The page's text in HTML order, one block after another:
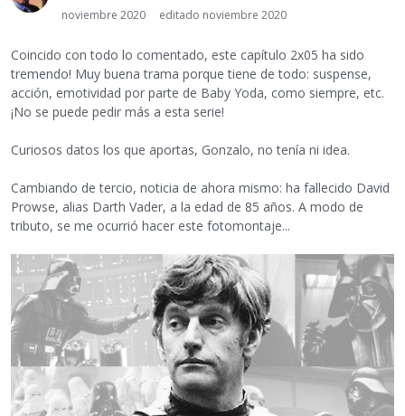
noviembre 2020
editado noviembre 2020
Coincido con todo lo comentado, este capítulo 2x05 ha sido
tremendo! Muy buena trama porque tiene de todo: suspense,
acción, emotividad por parte de Baby Yoda, como siempre, etc.
¡No se puede pedir más a esta serie!
Curiosos datos los que aportas, Gonzalo, no tenía ni idea.
Cambiando de tercio, noticia de ahora mismo: ha fallecido David
Prowse, alias Darth Vader, a la edad de 85 años. A modo de
tributo, se me ocurrió hacer este fotomontaje...